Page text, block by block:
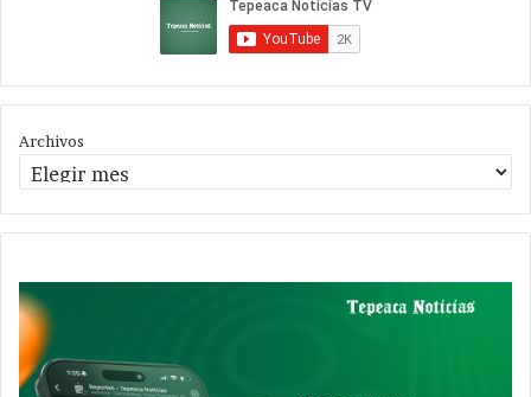
Archivos